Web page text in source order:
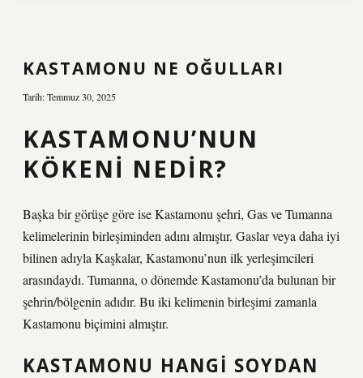
KASTAMONU NE OĞULLARI
Tarih: Temmuz 30, 2025
KASTAMONU’NUN
KÖKENI NEDIR?
Başka bir görüşe göre ise Kastamonu şehri, Gas ve Tumanna
kelimelerinin birleşiminden adını almıştır. Gaslar veya daha iyi
bilinen adıyla Kaşkalar, Kastamonu’nun ilk yerleşimcileri
arasındaydı. Tumanna, o dönemde Kastamonu’da bulunan bir
şehrin/bölgenin adıdır. Bu iki kelimenin birleşimi zamanla
Kastamonu biçimini almıştır.
KASTAMONU HANGI SOYDAN